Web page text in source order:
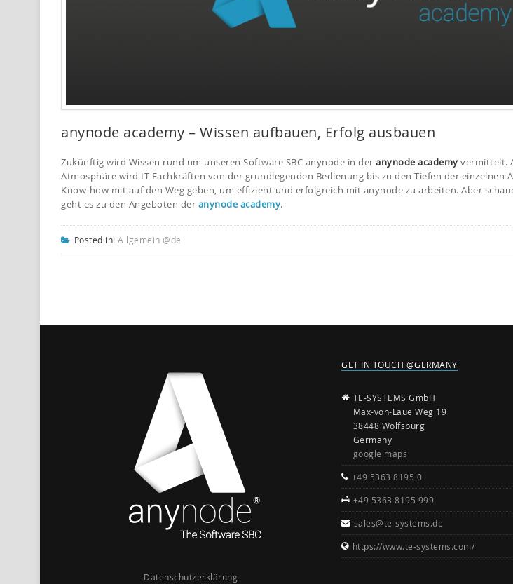
anynode academy – Wissen aufbauen, Erfolg ausbauen
Zukünftig wird Wissen rund um unseren Software SBC anynode in der anynode academy vermittelt.
Atmosphäre wird IT-Fachkräften von der grundlegenden Bedienung bis zu den Tiefen der einzelnen
Know-how mit auf den Weg geben, um effizient und erfolgreich mit anynode zu arbeiten. Aber
geht es zu den Angeboten der anynode academy.
Posted in: Allgemein @de
Datenschutzerklärung
GET IN TOUCH @GERMANY
TE-SYSTEMS GmbH
Max-von-Laue Weg 19
38448 Wolfsburg
Germany
google maps
+49 5363 8195 0
+49 5363 8195 999
sales@te-systems.de
https://www.te-systems.com/